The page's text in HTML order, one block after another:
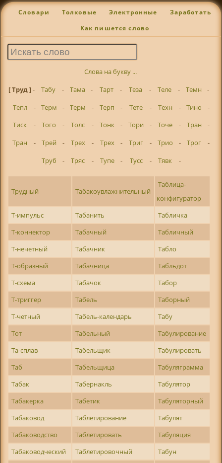
Словари Толковые Электронные Заработать
Как пишется слово
Слова на букву ...
[ Труд ]- Табу - Тама - Тарт - Теза - Теле - Темн
-
Тепл
- Терм - Терм - Терп - Тете - Техн - Тино
-
Тиск
- Того - Толс - Тонк - Тори - Точе - Тран
-
Тран
- Трей - Трех - Трех - Триг - Трио - Трог
-
Труб
- Тряс - Тупе - Тусс - Тявк -
Трудный Табакоувлажнительный
Таблица-
конфигуратор
Т-импульс
Табанить
Табличка
Т-коннектор
Табачный
Табличный
Т-нечетный
Табачник
Табло
Т-образный
Табачница
Табльдот
Т-схема
Табачок
Табор
Т-триггер
Табель
Таборный
Т-четный
Табель-календарь
Табу
Тот
Табельный
Табулирование
Та-сплав
Табельщик
Табулировать
Таб
Табельщица
Табуляграмма
Табак
Табернакль
Табулятор
Табакерка
Табетик
Табуляторный
Табаковод
Таблетирование
Табулят
Табаководство
Таблетировать
Табуляция
Табаководческий
Таблетировочный
Табун